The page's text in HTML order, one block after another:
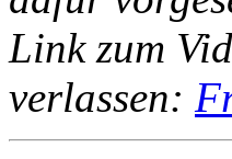
Link zum
verlassen: